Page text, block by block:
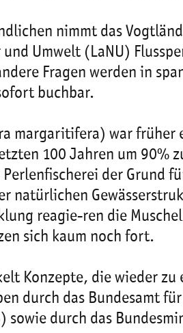
nimmt das
Umwelt (LaNU)
Fragen werden in
buchbar.
margaritifera) war früher
100 Jahren um
der Grund
natürlichen
reagie-ren die
sich kaum noch fort.
Konzepte, die wieder
durch das Bundesamt
sowie durch das